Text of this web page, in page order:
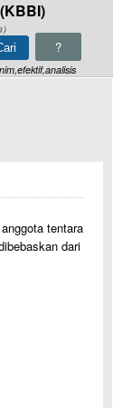
?
anggota tentara
dari